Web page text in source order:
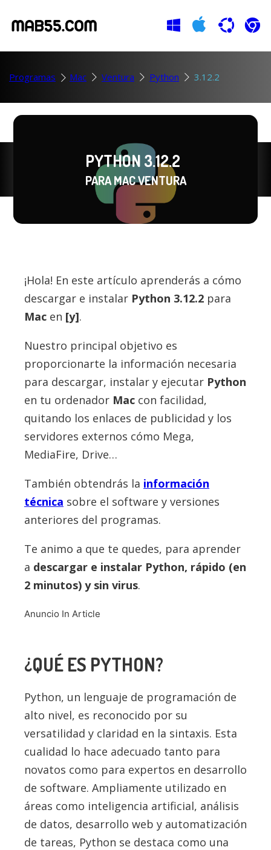
Programas Mac Ventura Python 3.12.2
PYTHON 3.12.2
PARA MAC VENTURA
¡Hola! En este artículo aprenderás a cómo
descargar e instalar Python 3.12.2 para
Mac en [y].
Nuestro principal objetivo es
proporcionarte la información necesaria
para descargar, instalar y ejecutar Python
en tu ordenador Mac con facilidad,
quitando los enlaces de publicidad y los
servidores externos cómo Mega,
MediaFire, Drive…
También obtendrás la información
técnica sobre el software y versiones
anteriores del programas.
Te animo a que te quedes, para aprender
a descargar e instalar Python, rápido (en
2 minutos) y sin virus.
Anuncio In Article
¿QUÉ ES PYTHON?
Python, un lenguaje de programación de
alto nivel, es reconocido por su
versatilidad y claridad en la sintaxis. Esta
cualidad lo hace adecuado tanto para
novatos como para expertos en desarrollo
de software. Ampliamente utilizado en
áreas como inteligencia artificial, análisis
de datos, desarrollo web y automatización
de tareas, Python se destaca como una